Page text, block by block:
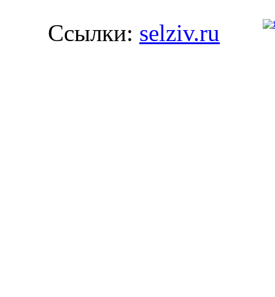
Ссылки: selziv.ru